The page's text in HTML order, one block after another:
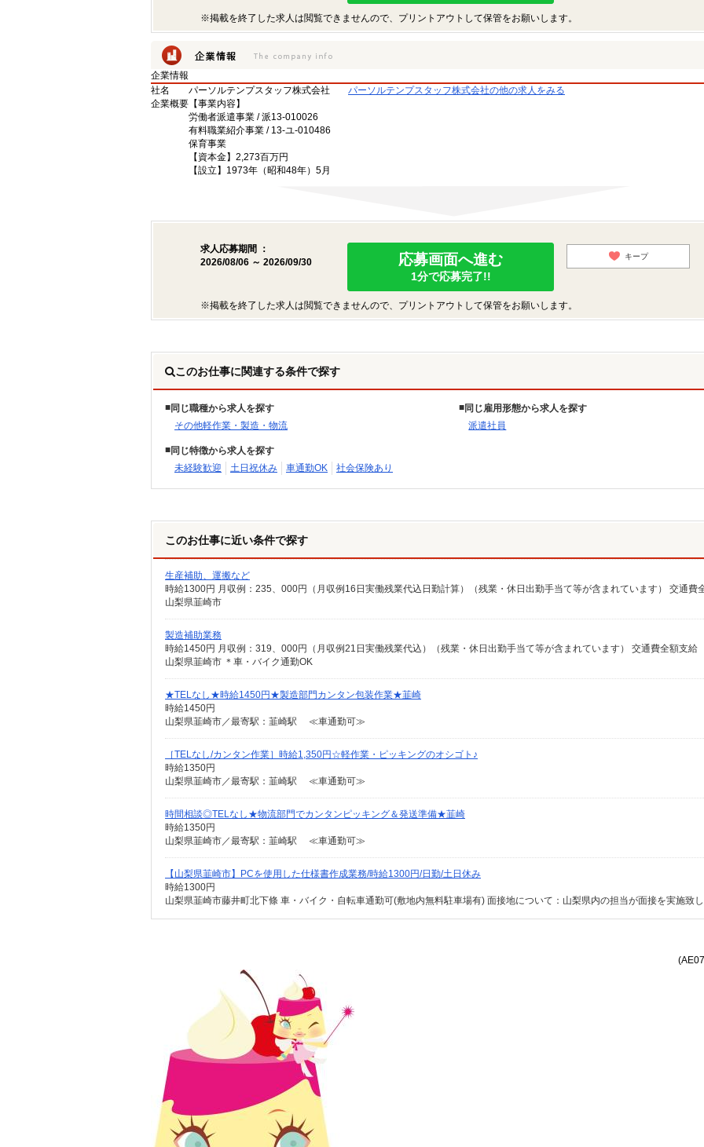
※掲載を終了した求人は閲覧できませんので、プリントアウトして保管をお願いします。
企業情報
社名
パーソルテンプスタッフ株式会社
パーソルテンプスタッフ株式会社の他の求人をみる
企業概要 【事業内容】
労働者派遣事業 / 派13-010026
有料職業紹介事業 / 13-ユ-010486
保育事業
【資本金】2,273百万円
【設立】1973年（昭和48年）5月
求人応募期間 ：
2026/08/06 ～ 2026/09/30
応募画面へ進む
1分で応募完了!!
キープ
※掲載を終了した求人は閲覧できませんので、プリントアウトして保管をお願いします。
このお仕事に関連する条件で探す
同じ職種から求人を探す
その他軽作業・製造・物流
同じ雇用形態から求人を探す
派遣社員
同じ特徴から求人を探す
未経験歓迎
土日祝休み 車通勤OK 社会保険あり
このお仕事に近い条件で探す
生産補助、運搬など
時給1300円 月収例：235、000円（月収例16日実働残業代込日勤計算）（残業・休日出勤手当て等が含まれています） 交通費
山梨県韮崎市
製造補助業務
時給1450円 月収例：319、000円（月収例21日実働残業代込）（残業・休日出勤手当て等が含まれています） 交通費全額支給
山梨県韮崎市 ＊車・バイク通勤OK
★TELなし★時給1450円★製造部門カンタン包装作業★韮崎
時給1450円
山梨県韮崎市／最寄駅：韮崎駅 ≪車通勤可≫
［TELなし/カンタン作業］時給1,350円☆軽作業・ピッキングのオシゴト♪
時給1350円
山梨県韮崎市／最寄駅：韮崎駅 ≪車通勤可≫
時間相談◎TELなし★物流部門でカンタンピッキング＆発送準備★韮崎
時給1350円
山梨県韮崎市／最寄駅：韮崎駅 ≪車通勤可≫
【山梨県韮崎市】PCを使用した仕様書作成業務/時給1300円/日勤/土日休み
時給1300円
山梨県韮崎市藤井町北下條 車・バイク・自転車通勤可(敷地内無料駐車場有) 面接地について：山梨県内の担当が面接を実施致